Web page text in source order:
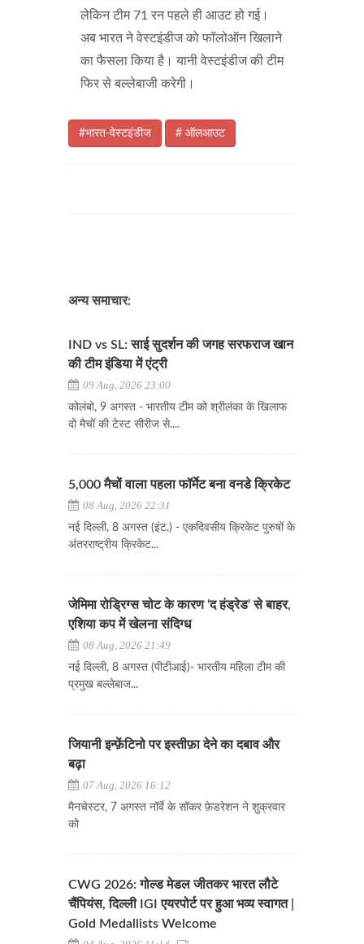
लेकिन टीम 71 रन पहले ही आउट हो गई।
अब भारत ने वेस्टइंडीज को फॉलोऑन खिलाने
का फैसला किया है। यानी वेस्टइंडीज की टीम
फिर से बल्लेबाजी करेगी।
#भारत-वेस्टइंडीज # ऑलआउट
अन्य समाचार:
IND vs SL: साई सुदर्शन की जगह सरफराज खान
की टीम इंडिया में एंट्री
09 Aug, 2026 23:00
कोलंबो, 9 अगस्त - भारतीय टीम को श्रीलंका के खिलाफ
दो मैचों की टेस्ट सीरीज से....
5,000 मैचों वाला पहला फॉर्मेट बना वनडे क्रिकेट
08 Aug, 2026 22:31
नई दिल्ली, 8 अगस्त (इंट.) - एकदिवसीय क्रिकेट पुरुषों के
अंतरराष्ट्रीय क्रिकेट...
जेमिमा रोड्रिग्स चोट के कारण ‘द हंड्रेड’ से बाहर,
एशिया कप में खेलना संदिग्ध
08 Aug, 2026 21:49
नई दिल्ली, 8 अगस्त (पीटीआई)- भारतीय महिला टीम की
प्रमुख बल्लेबाज...
जियानी इन्फ़ेंटिनो पर इस्तीफ़ा देने का दबाव और
बढ़ा
07 Aug, 2026 16:12
मैनचेस्टर, 7 अगस्त नॉर्वे के सॉकर फ़ेडरेशन ने शुक्रवार
को
CWG 2026: गोल्ड मेडल जीतकर भारत लौटे
चैंपियंस, दिल्ली IGI एयरपोर्ट पर हुआ भव्य स्वागत |
Gold Medallists Welcome